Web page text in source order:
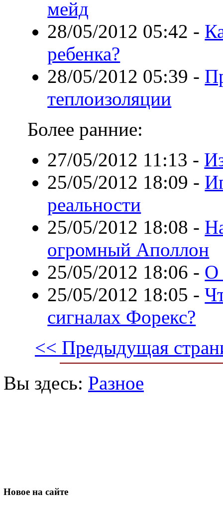
мейд
28/05/2012 05:42 -
ребенка?
28/05/2012 05:39 -
теплоизоляции
Более ранние:
27/05/2012 11:13 -
25/05/2012 18:09 -
реальности
25/05/2012 18:08 -
огромный Аполлон
25/05/2012 18:06 - О
25/05/2012 18:05 -
сигналах Форекс?
<< Предыдущая
Вы здесь: Разное
Новое на сайте